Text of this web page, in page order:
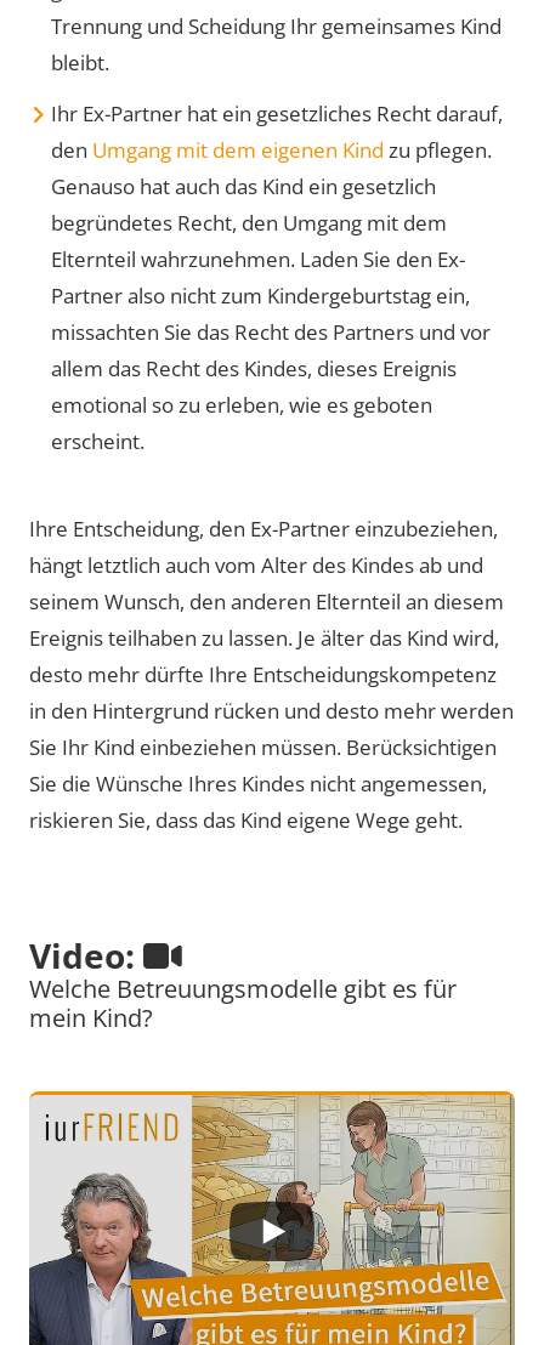
Trennung und Scheidung Ihr gemeinsames Kind
bleibt.
Ihr Ex-Partner hat ein gesetzliches Recht darauf,
den Umgang mit dem eigenen Kind zu pflegen.
Genauso hat auch das Kind ein gesetzlich
begründetes Recht, den Umgang mit dem
Elternteil wahrzunehmen. Laden Sie den Ex-
Partner also nicht zum Kindergeburtstag ein,
missachten Sie das Recht des Partners und vor
allem das Recht des Kindes, dieses Ereignis
emotional so zu erleben, wie es geboten
erscheint.
Ihre Entscheidung, den Ex-Partner einzubeziehen,
hängt letztlich auch vom Alter des Kindes ab und
seinem Wunsch, den anderen Elternteil an diesem
Ereignis teilhaben zu lassen. Je älter das Kind wird,
desto mehr dürfte Ihre Entscheidungskompetenz
in den Hintergrund rücken und desto mehr werden
Sie Ihr Kind einbeziehen müssen. Berücksichtigen
Sie die Wünsche Ihres Kindes nicht angemessen,
riskieren Sie, dass das Kind eigene Wege geht.
Video:
Welche Betreuungsmodelle gibt es für
mein Kind?